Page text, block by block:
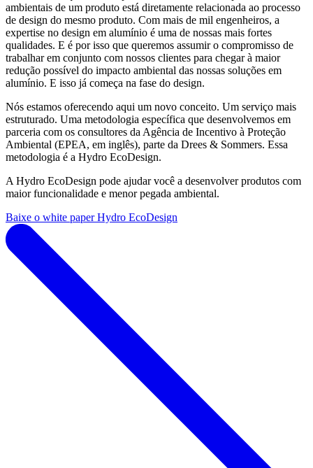
ambientais de um produto está diretamente relacionada ao processo
de design do mesmo produto. Com mais de mil engenheiros, a
expertise no design em alumínio é uma de nossas mais fortes
qualidades. E é por isso que queremos assumir o compromisso de
trabalhar em conjunto com nossos clientes para chegar à maior
redução possível do impacto ambiental das nossas soluções em
alumínio. E isso já começa na fase do design.
Nós estamos oferecendo aqui um novo conceito. Um serviço mais
estruturado. Uma metodologia específica que desenvolvemos em
parceria com os consultores da Agência de Incentivo à Proteção
Ambiental (EPEA, em inglês), parte da Drees & Sommers. Essa
metodologia é a Hydro EcoDesign.
A Hydro EcoDesign pode ajudar você a desenvolver produtos com
maior funcionalidade e menor pegada ambiental.
Baixe o white paper Hydro EcoDesign